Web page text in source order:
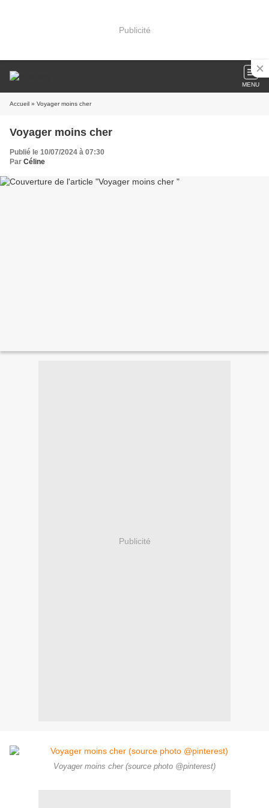
Publicité
MENU
Accueil » Voyager moins cher
Voyager moins cher
Publié le 10/07/2024 à 07:30
Par Céline
Publicité
Voyager moins cher (source photo @pinterest)